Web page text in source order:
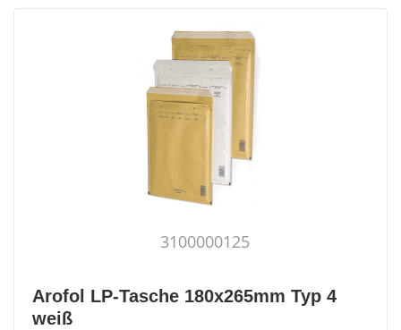
3100000125
Arofol LP-Tasche 180x265mm Typ 4
weiß